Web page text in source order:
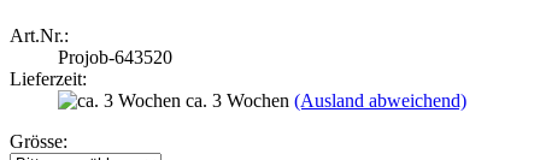
Art.Nr.:
Projob-643520
Lieferzeit:
ca. 3 Wochen (Ausland abweichend)
Grösse: